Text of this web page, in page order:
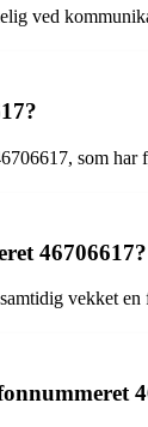
ved
som
46706617?
vekket